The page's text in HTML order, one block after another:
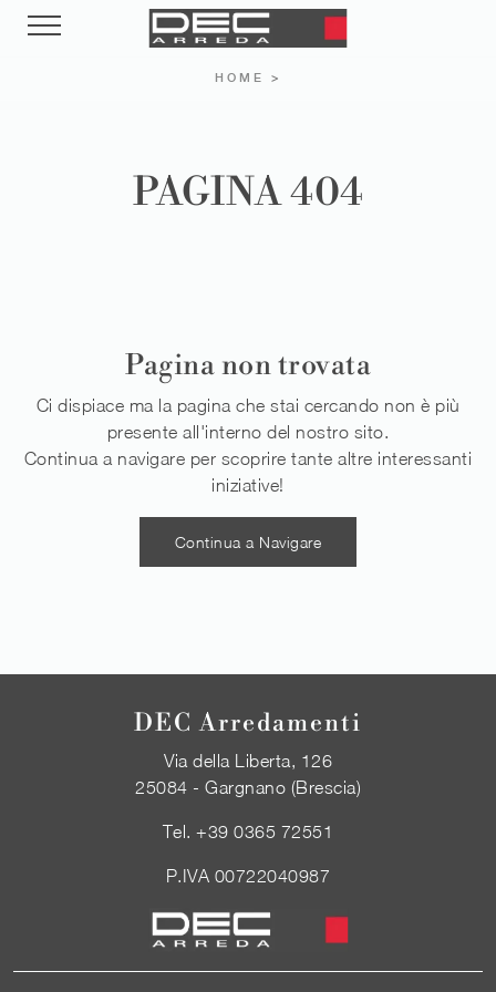
HOME >
PAGINA 404
Pagina non trovata
Ci dispiace ma la pagina che stai cercando non è più
presente all'interno del nostro sito.
Continua a navigare per scoprire tante altre interessanti
iniziative!
Continua a Navigare
DEC Arredamenti
Via della Liberta, 126
25084 - Gargnano (Brescia)
Tel.+39 0365 72551
P.IVA 00722040987